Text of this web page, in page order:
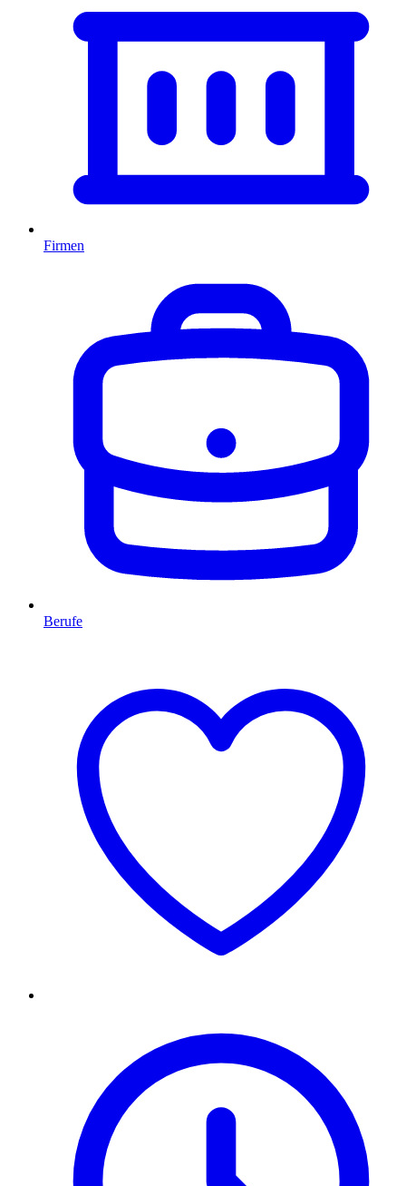
Firmen
Berufe